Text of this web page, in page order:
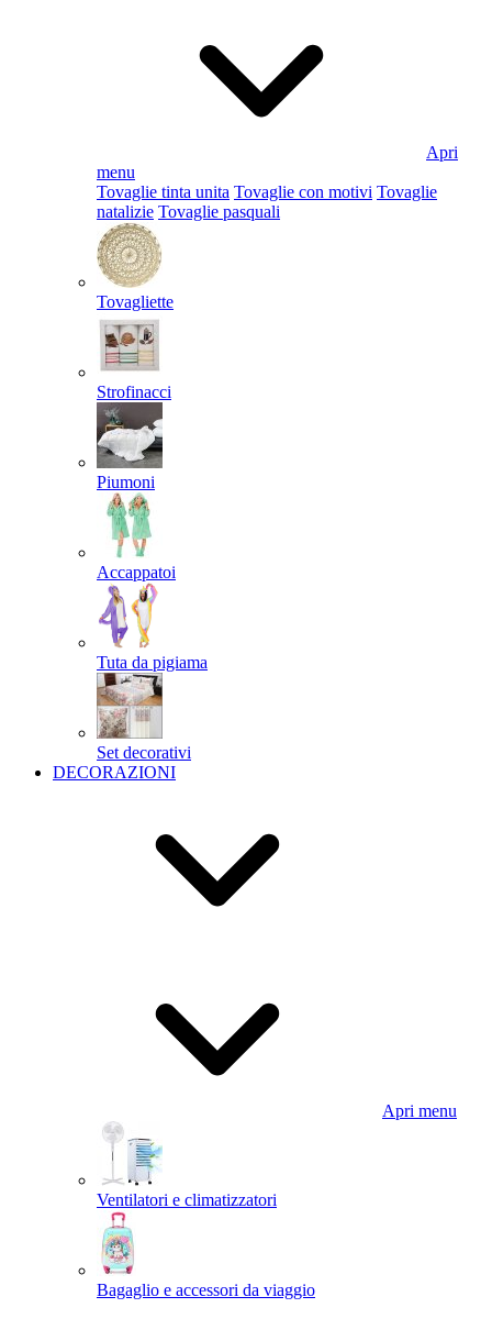
Apri
menu
Tovaglie tinta unita Tovaglie con motivi Tovaglie
natalizie Tovaglie pasquali
Tovagliette
Strofinacci
Piumoni
Accappatoi
Tuta da pigiama
Set decorativi
DECORAZIONI
Apri menu
Ventilatori e climatizzatori
Bagaglio e accessori da viaggio